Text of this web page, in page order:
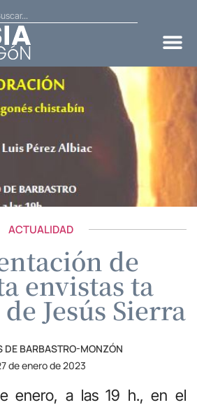
ACTUALIDAD
de
envistas ta
Jesús Sierra
DE BARBASTRO-MONZÓN
de enero de 2023
enero, a las 19 h., en el